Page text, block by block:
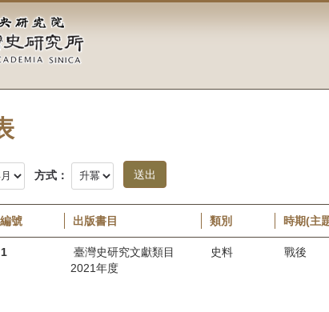
方式：
編號 出版書目 類別 時期(主
1
臺灣史研究文獻類目
2021年度
史料 戰後